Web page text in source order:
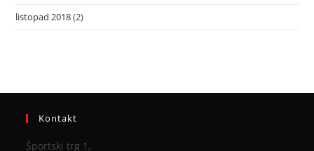
listopad 2018(2)
Kontakt
Športski trg 1,